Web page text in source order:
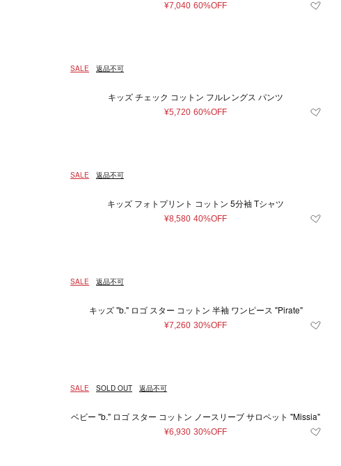
¥7,040 60%OFF
SALE 返品不可
キッズ チェック コットン フルレングス パンツ
¥5,720 60%OFF
SALE 返品不可
キッズ フォトプリント コットン 5分袖 Tシャツ
¥8,580 40%OFF
SALE 返品不可
キッズ "b." ロゴ スター コットン 半袖 ワンピース "Pirate"
¥7,260 30%OFF
SALE SOLD OUT 返品不可
ベビー "b." ロゴ スター コットン ノースリーブ サロペット "Missia"
¥6,930 30%OFF